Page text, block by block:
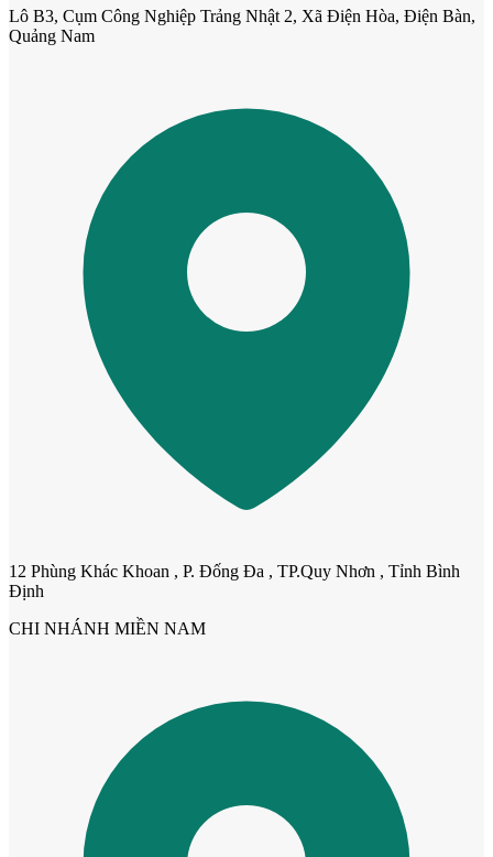
Cửa cho thú cưng
Cửa dành cho bé
Cửa lùa
Lô B3, Cụm Công Nghiệp Trảng Nhật 2, Xã Điện Hòa, Điện Bàn,
Quảng Nam
12 Phùng Khác Khoan , P. Đống Đa , TP.Quy Nhơn , Tỉnh Bình
Định
CHI NHÁNH MIỀN NAM